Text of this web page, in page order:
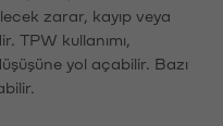
zarar, kayıp veya
TPW kullanımı,
yol açabilir. Bazı